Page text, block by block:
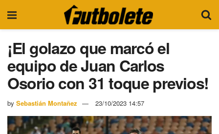
¡El golazo que marcó el
equipo de Juan Carlos
Osorio con 31 toque previos!
by Sebastián Montañez 23/10/2023 14:57